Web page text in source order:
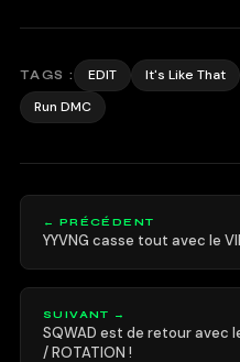
TAGS : EDIT It's Like That
Run DMC
← PRÉCÉDENT
YYVNG casse tout avec le
SUIVANT →
SQWAD est de retour avec
/ ROTATION !